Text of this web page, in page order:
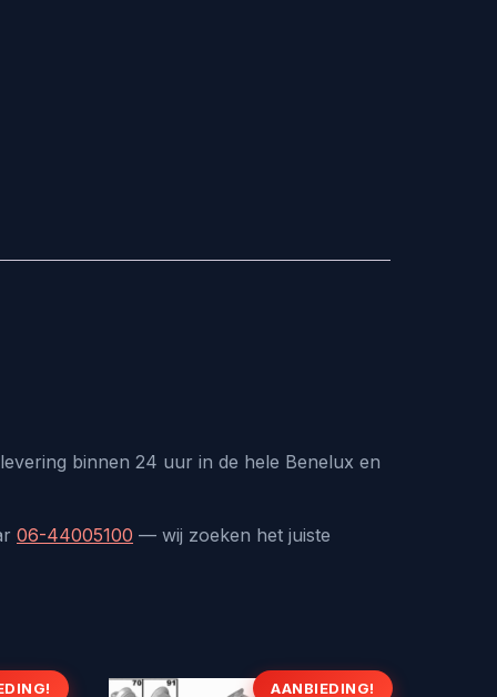
binnen 24 uur in de hele Benelux en
06-44005100 — wij zoeken het juiste
AANBIEDING!